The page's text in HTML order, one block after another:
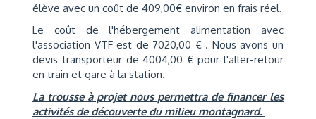
élève avec un coût de 409,00€ environ en frais réel.
Le coût de l'hébergement alimentation avec
l'association VTF est de 7020,00 € . Nous avons un
devis transporteur de 4004,00 € pour l'aller-retour
en train et gare à la station.
La trousse à projet nous permettra de financer les
activités de découverte du milieu montagnard.